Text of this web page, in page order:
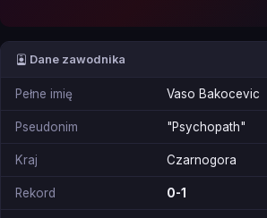
Dane zawodnika
Pełne imię Vaso Bakocevic
Pseudonim "Psychopath"
Kraj Czarnogora
Rekord 0-1